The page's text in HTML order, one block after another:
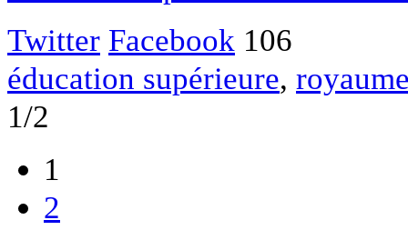
Twitter Facebook 106
éducation supérieure,
1/2
1
2